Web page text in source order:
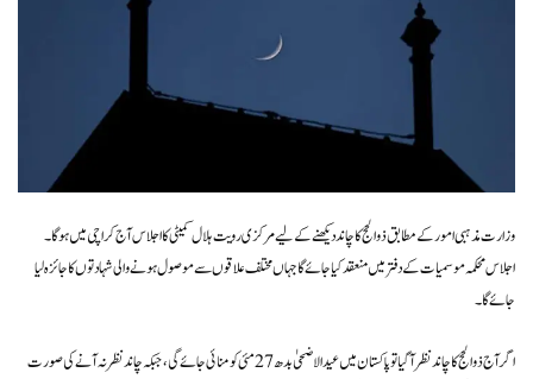
وزارت مذہبی امور کے مطابق ذوالحج کا چاند دیکھنے کے لیے مرکزی رویت ہلال کمیٹی کا اجلاس آج کراچی میں ہوگا۔
اجلاس محکمہ موسمیات کے دفتر میں منعقد کیا جائے گا جہاں مختلف علاقوں سے موصول ہونے والی شہادتوں کا جائزہ لیا
جائے گا۔
اگر آج ذوالحج کا چاند نظر آگیا تو پاکستان میں عیدالاضحیٰ بدھ 27 مئی کو منائی جائے گی، جبکہ چاند نظر نہ آنے کی صورت